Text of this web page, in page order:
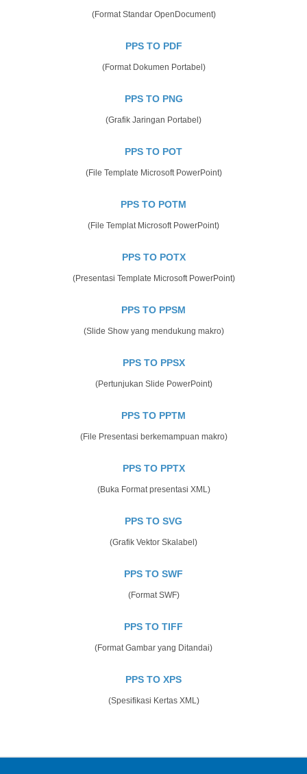
(Format Standar OpenDocument)
PPS TO PDF
(Format Dokumen Portabel)
PPS TO PNG
(Grafik Jaringan Portabel)
PPS TO POT
(File Template Microsoft PowerPoint)
PPS TO POTM
(File Templat Microsoft PowerPoint)
PPS TO POTX
(Presentasi Template Microsoft PowerPoint)
PPS TO PPSM
(Slide Show yang mendukung makro)
PPS TO PPSX
(Pertunjukan Slide PowerPoint)
PPS TO PPTM
(File Presentasi berkemampuan makro)
PPS TO PPTX
(Buka Format presentasi XML)
PPS TO SVG
(Grafik Vektor Skalabel)
PPS TO SWF
(Format SWF)
PPS TO TIFF
(Format Gambar yang Ditandai)
PPS TO XPS
(Spesifikasi Kertas XML)